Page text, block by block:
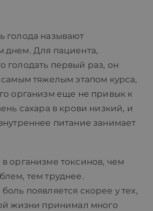
голода называют
днем. Для пациента,
голодать первый раз, он
самым тяжелым этапом курса,
организм еще не привык к
сахара в крови низкий, и
питание занимает
организме токсинов, чем
тем труднее.
появляется скорее у тех,
жизни принимал много